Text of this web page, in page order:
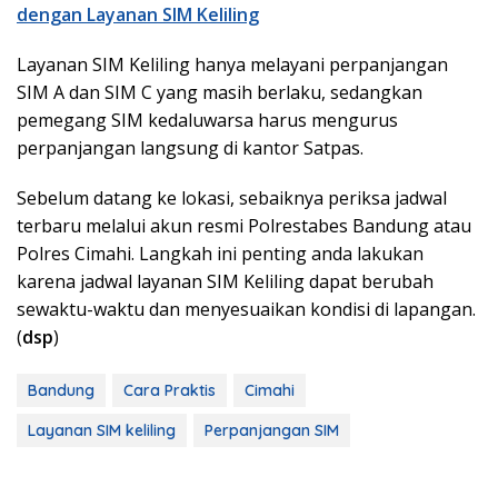
dengan Layanan SIM Keliling
Layanan SIM Keliling hanya melayani perpanjangan
SIM A dan SIM C yang masih berlaku, sedangkan
pemegang SIM kedaluwarsa harus mengurus
perpanjangan langsung di kantor Satpas.
Sebelum datang ke lokasi, sebaiknya periksa jadwal
terbaru melalui akun resmi Polrestabes Bandung atau
Polres Cimahi. Langkah ini penting anda lakukan
karena jadwal layanan SIM Keliling dapat berubah
sewaktu-waktu dan menyesuaikan kondisi di lapangan.
(dsp)
Bandung Cara Praktis
Cimahi
Layanan SIM keliling
Perpanjangan SIM